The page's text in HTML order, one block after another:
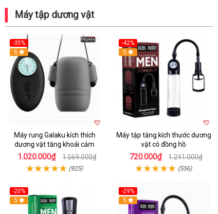
Máy tập dương vật
-35%
Hot
5
Máy rung Galaku kích thích
dương vật tăng khoái cảm
1.020.000₫ 1.569.000₫
(925)
-42%
5
Máy tập tăng kích thước dương
vật có đồng hồ
720.000₫ 1.241.000₫
(556)
-20%
5
-29%
5